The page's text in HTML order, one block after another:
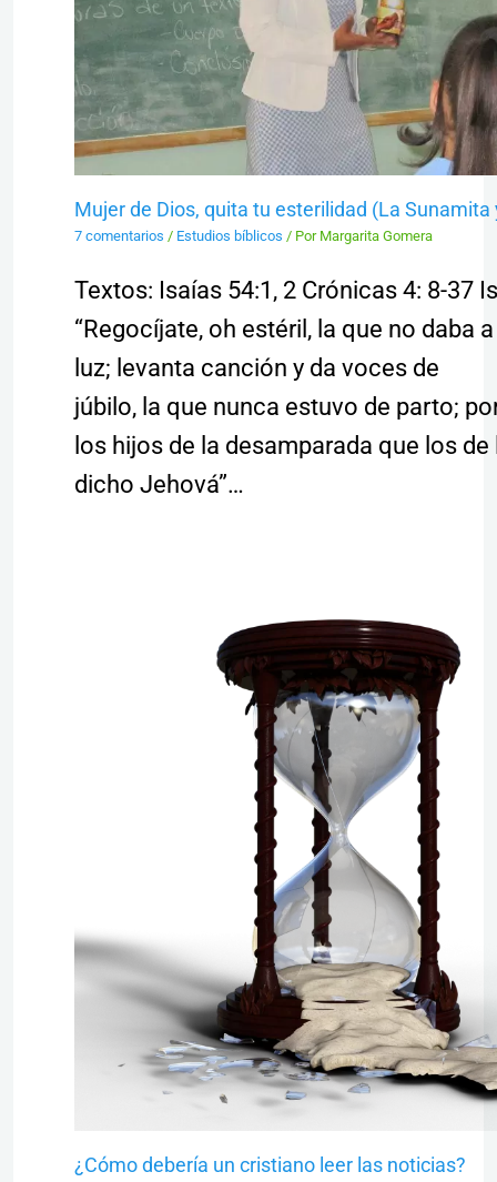
Mujer de Dios, quita tu esterilidad (La Sunamita
7 comentarios / Estudios bíblicos / Por Margarita Gomera
Textos: Isaías 54:1, 2 Crónicas 4: 8-37
“Regocíjate, oh estéril, la que no daba a
luz; levanta canción y da voces de
júbilo, la que nunca estuvo de parto;
los hijos de la desamparada que los de
dicho Jehová”…
¿Cómo debería un cristiano leer las noticias?